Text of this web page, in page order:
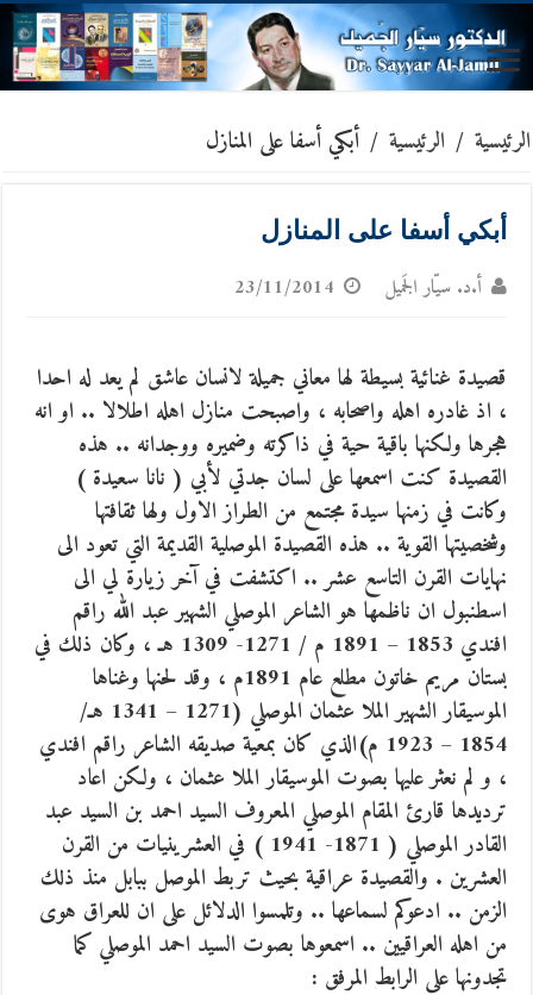
الرئيسية / الرئيسية / أبكي أسفا على المنازل
أبكي أسفا على المنازل
أ.د. سيّار الجَميل 23/11/2014
قصيدة غنائية بسيطة لها معاني جميلة لانسان عاشق لم يعد له احدا
، اذ غادره اهله واصحابه ، واصبحت منازل اهله اطلالا .. او انه
هجرها ولكنها باقية حية في ذاكرته وضميره ووجدانه .. هذه
القصيدة كنت اسمعها على لسان جدتي لأبي ( نانا سعيدة )
وكانت في زمنها سيدة مجتمع من الطراز الاول ولها ثقافتها
وشخصيتها القوية .. هذه القصيدة الموصلية القديمة التي تعود الى
نهايات القرن التاسع عشر .. اكتشفت في آخر زيارة لي الى
اسطنبول ان ناظمها هو الشاعر الموصلي الشهير عبد الله راقم
افندي 1853 – 1891 م / 1271- 1309 هـ ، وكان ذلك في
بستان مريم خاتون مطلع عام 1891م ، وقد لحنها وغناها
الموسيقار الشهير الملا عثمان الموصلي (1271 – 1341 هـ/
1854 – 1923 م)الذي كان بمعية صديقه الشاعر راقم افندي
، و لم نعثر عليها بصوت الموسيقار الملا عثمان ، ولكن اعاد
ترديدها قارئ المقام الموصلي المعروف السيد احمد بن السيد عبد
القادر الموصلي ( 1871- 1941 ) في العشرينيات من القرن
العشرين . والقصيدة عراقية بحيث تربط الموصل ببابل منذ ذلك
الزمن .. ادعوكم لسماعها .. وتلمسوا الدلائل على ان للعراق هوى
من اهله العراقيين .. اسمعوها بصوت السيد احمد الموصلي كما
تجدونها على الرابط المرفق :